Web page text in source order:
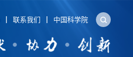
联系我们 中国科学院